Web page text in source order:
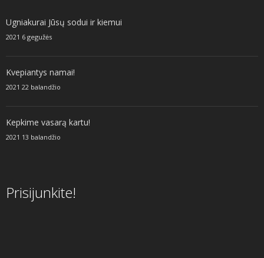
Ugniakurai Jūsų sodui ir kiemui
2021 6 gegužės
Kvepiantys namai!
2021 22 balandžio
Kepkime vasarą kartu!
2021 13 balandžio
Prisijunkite!